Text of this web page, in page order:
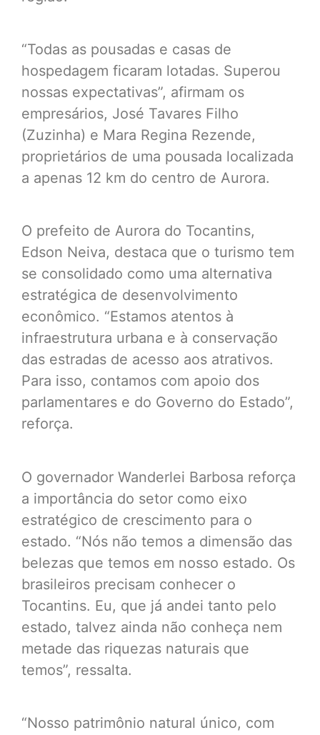
“Todas as pousadas e casas de
hospedagem ficaram lotadas. Superou
nossas expectativas”, afirmam os
empresários, José Tavares Filho
(Zuzinha) e Mara Regina Rezende,
proprietários de uma pousada localizada
a apenas 12 km do centro de Aurora.
O prefeito de Aurora do Tocantins,
Edson Neiva, destaca que o turismo tem
se consolidado como uma alternativa
estratégica de desenvolvimento
econômico. “Estamos atentos à
infraestrutura urbana e à conservação
das estradas de acesso aos atrativos.
Para isso, contamos com apoio dos
parlamentares e do Governo do Estado”,
reforça.
O governador Wanderlei Barbosa reforça
a importância do setor como eixo
estratégico de crescimento para o
estado. “Nós não temos a dimensão das
belezas que temos em nosso estado. Os
brasileiros precisam conhecer o
Tocantins. Eu, que já andei tanto pelo
estado, talvez ainda não conheça nem
metade das riquezas naturais que
temos”, ressalta.
“Nosso patrimônio natural único, com